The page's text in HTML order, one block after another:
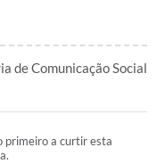
de Comunicação Social
primeiro a curtir esta